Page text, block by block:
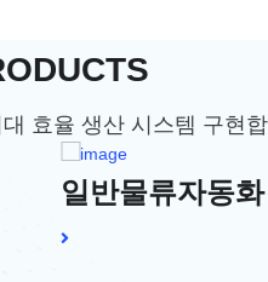
효율 생산 시스템 구현
일반물류자동화